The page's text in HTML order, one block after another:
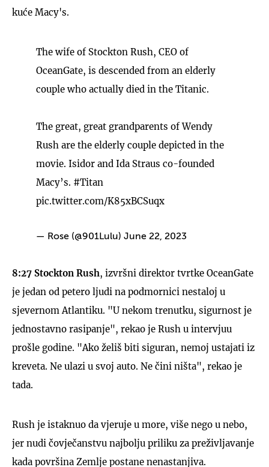
kuće Macy's.
The wife of Stockton Rush, CEO of
OceanGate, is descended from an elderly
couple who actually died in the Titanic.
The great, great grandparents of Wendy
Rush are the elderly couple depicted in the
movie. Isidor and Ida Straus co-founded
Macy’s. #Titan
pic.twitter.com/K85xBCSuqx
— Rose (@901Lulu) June 22, 2023
8:27 Stockton Rush, izvršni direktor tvrtke OceanGate
je jedan od petero ljudi na podmornici nestaloj u
sjevernom Atlantiku. "U nekom trenutku, sigurnost je
jednostavno rasipanje", rekao je Rush u intervjuu
prošle godine. "Ako želiš biti siguran, nemoj ustajati iz
kreveta. Ne ulazi u svoj auto. Ne čini ništa", rekao je
tada.
Rush je istaknuo da vjeruje u more, više nego u nebo,
jer nudi čovječanstvu najbolju priliku za preživljavanje
kada površina Zemlje postane nenastanjiva.